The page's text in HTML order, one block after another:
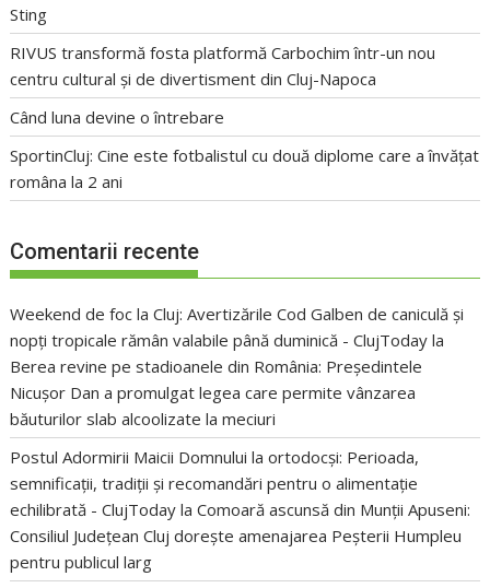
Sting
RIVUS transformă fosta platformă Carbochim într-un nou
centru cultural și de divertisment din Cluj-Napoca
Când luna devine o întrebare
SportinCluj: Cine este fotbalistul cu două diplome care a învățat
româna la 2 ani
Comentarii recente
Weekend de foc la Cluj: Avertizările Cod Galben de caniculă și
nopți tropicale rămân valabile până duminică - ClujToday la
Berea revine pe stadioanele din România: Președintele
Nicușor Dan a promulgat legea care permite vânzarea
băuturilor slab alcoolizate la meciuri
Postul Adormirii Maicii Domnului la ortodocși: Perioada,
semnificații, tradiții și recomandări pentru o alimentație
echilibrată - ClujToday laComoară ascunsă din Munții Apuseni:
Consiliul Județean Cluj dorește amenajarea Peșterii Humpleu
pentru publicul larg